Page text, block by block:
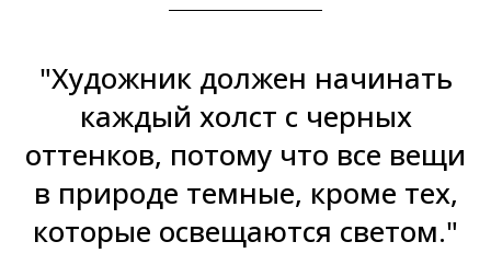
"Художник должен начинать
каждый холст с черных
оттенков, потому что все вещи
в природе темные, кроме тех,
которые освещаются светом."